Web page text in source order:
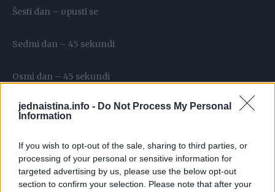
jednaistina.info - Do Not Process My Personal
Information
If you wish to opt-out of the sale, sharing to third parties, or
processing of your personal or sensitive information for
targeted advertising by us, please use the below opt-out
section to confirm your selection. Please note that after your
Šesti dan – opusti se
Sedmi dan – 45 sekundi
Osmi dan – 45 sekundi
Deveti dan – 60 sekundi
Deseti dan – 60 sekundi
Jedanaesti dan – 60 sekundi